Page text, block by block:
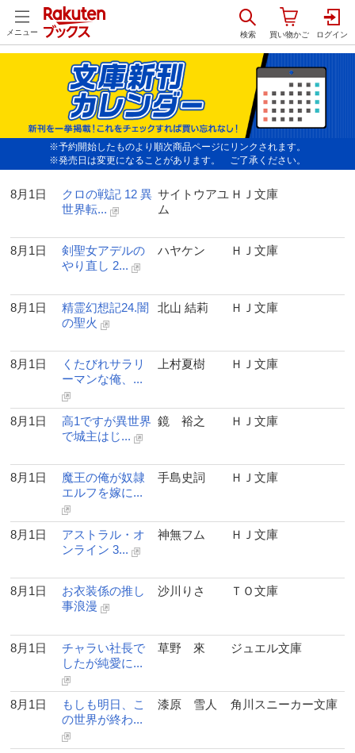
メニュー
※予約開始したものより順次商品ページにリンクされます。
※発売日は変更になることがあります。 ご了承ください。
8月1日
クロの戦記 12 異
世界転...
サイトウアユ
ム
ＨＪ文庫
8月1日
剣聖女アデルの
やり直し 2...
ハヤケン ＨＪ文庫
8月1日
精霊幻想記24.闇
の聖火
北山 結莉 ＨＪ文庫
8月1日
くたびれサラリ
ーマンな俺、...
上村夏樹 ＨＪ文庫
8月1日
高1ですが異世界
で城主はじ...
鏡 裕之 ＨＪ文庫
8月1日
魔王の俺が奴隷
エルフを嫁に...
手島史詞 ＨＪ文庫
8月1日
アストラル・オ
ンライン 3...
神無フム ＨＪ文庫
8月1日
お衣装係の推し
事浪漫
沙川りさ ＴＯ文庫
8月1日
チャラい社長で
したが純愛に...
草野 來 ジュエル文庫
8月1日
もしも明日、こ
の世界が終わ...
漆原 雪人 角川スニーカー文庫